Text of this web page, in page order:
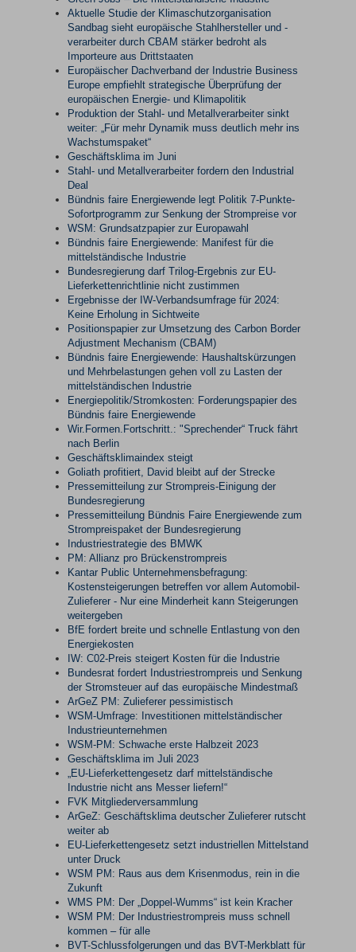
Aktuelle Studie der Klimaschutzorganisation
Sandbag sieht europäische Stahlhersteller und -
verarbeiter durch CBAM stärker bedroht als
Importeure aus Drittstaaten
Europäischer Dachverband der Industrie Business
Europe empfiehlt strategische Überprüfung der
europäischen Energie- und Klimapolitik
Produktion der Stahl- und Metallverarbeiter sinkt
weiter: „Für mehr Dynamik muss deutlich mehr ins
Wachstumspaket“
Geschäftsklima im Juni
Stahl- und Metallverarbeiter fordern den Industrial
Deal
Bündnis faire Energiewende legt Politik 7-Punkte-
Sofortprogramm zur Senkung der Strompreise vor
WSM: Grundsatzpapier zur Europawahl
Bündnis faire Energiewende: Manifest für die
mittelständische Industrie
Bundesregierung darf Trilog-Ergebnis zur EU-
Lieferkettenrichtlinie nicht zustimmen
Ergebnisse der IW-Verbandsumfrage für 2024:
Keine Erholung in Sichtweite
Positionspapier zur Umsetzung des Carbon Border
Adjustment Mechanism (CBAM)
Bündnis faire Energiewende: Haushaltskürzungen
und Mehrbelastungen gehen voll zu Lasten der
mittelständischen Industrie
Energiepolitik/Stromkosten: Forderungspapier des
Bündnis faire Energiewende
Wir.Formen.Fortschritt.: "Sprechender“ Truck fährt
nach Berlin
Geschäftsklimaindex steigt
Goliath profitiert, David bleibt auf der Strecke
Pressemitteilung zur Strompreis-Einigung der
Bundesregierung
Pressemitteilung Bündnis Faire Energiewende zum
Strompreispaket der Bundesregierung
Industriestrategie des BMWK
PM: Allianz pro Brückenstrompreis
Kantar Public Unternehmensbefragung:
Kostensteigerungen betreffen vor allem Automobil-
Zulieferer - Nur eine Minderheit kann Steigerungen
weitergeben
BfE fordert breite und schnelle Entlastung von den
Energiekosten
IW: C02-Preis steigert Kosten für die Industrie
Bundesrat fordert Industriestrompreis und Senkung
der Stromsteuer auf das europäische Mindestmaß
ArGeZ PM: Zulieferer pessimistisch
WSM-Umfrage: Investitionen mittelständischer
Industrieunternehmen
WSM-PM: Schwache erste Halbzeit 2023
Geschäftsklima im Juli 2023
„EU-Lieferkettengesetz darf mittelständische
Industrie nicht ans Messer liefern!“
FVK Mitgliederversammlung
ArGeZ: Geschäftsklima deutscher Zulieferer rutscht
weiter ab
EU-Lieferkettengesetz setzt industriellen Mittelstand
unter Druck
WSM PM: Raus aus dem Krisenmodus, rein in die
Zukunft
WMS PM: Der „Doppel-Wumms“ ist kein Kracher
WSM PM: Der Industriestrompreis muss schnell
kommen – für alle
BVT-Schlussfolgerungen und das BVT-Merkblatt für